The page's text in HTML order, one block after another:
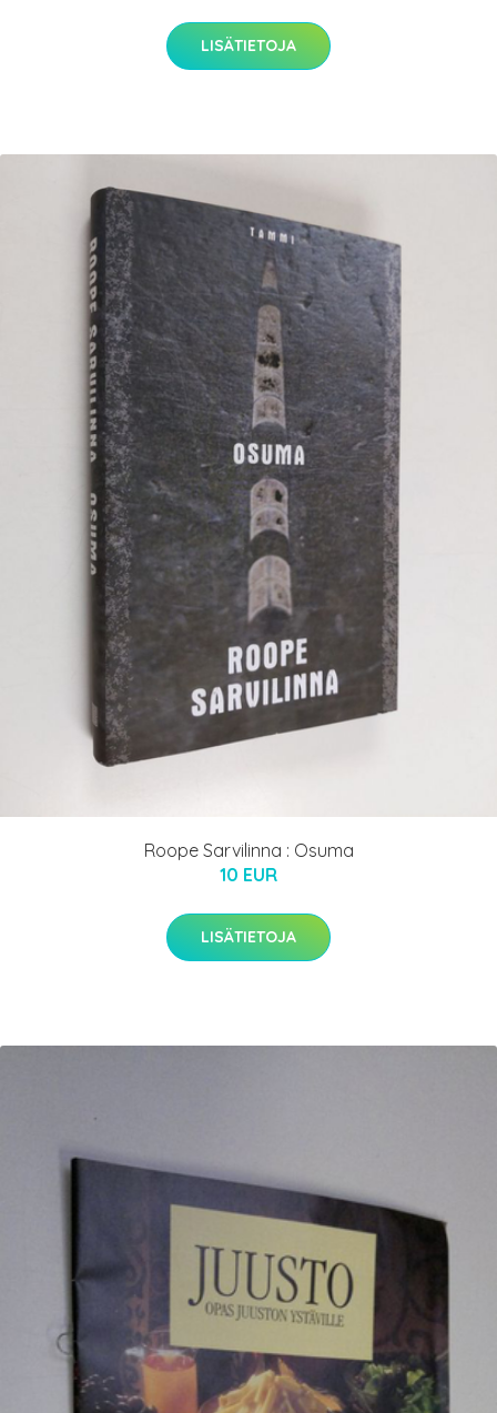
LISÄTIETOJA
Roope Sarvilinna : Osuma
10 EUR
LISÄTIETOJA